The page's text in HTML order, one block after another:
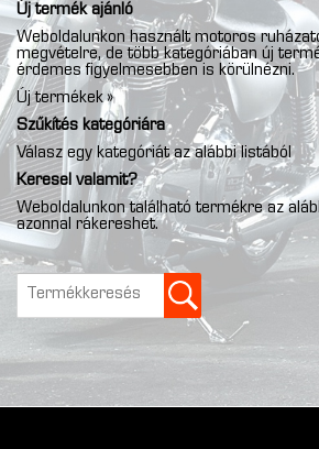
Új termék ajánló
Weboldalunkon használt motoros
megvételre, de több kategóriában új
érdemes figyelmesebben is körülnézni.
Új termékek »
Szűkítés kategóriára
Válasz egy kategóriát az alábbi listából
Keresel valamit?
Weboldalunkon található termékre az
azonnal rákereshet.